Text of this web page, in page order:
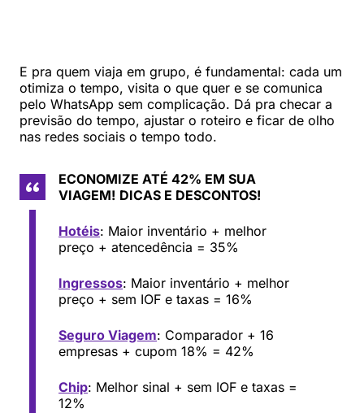
E pra quem viaja em grupo, é fundamental: cada um
otimiza o tempo, visita o que quer e se comunica
pelo WhatsApp sem complicação. Dá pra checar a
previsão do tempo, ajustar o roteiro e ficar de olho
nas redes sociais o tempo todo.
ECONOMIZE ATÉ 42% EM SUA
VIAGEM! DICAS E DESCONTOS!
Hotéis: Maior inventário + melhor
preço + atencedência = 35%
Ingressos: Maior inventário + melhor
preço + sem IOF e taxas = 16%
Seguro Viagem: Comparador + 16
empresas + cupom 18% = 42%
Chip: Melhor sinal + sem IOF e taxas =
12%